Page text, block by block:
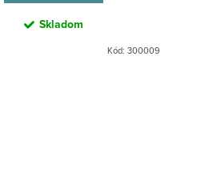
Skladom
Kód:300009